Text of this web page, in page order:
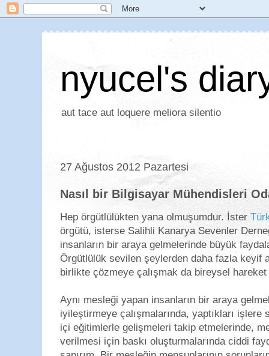
nyucel's
aut tace aut loquere meliora silentio
27 Ağustos 2012 Pazartesi
Nasıl bir Bilgisayar Mühendisleri
Hep örgütlülükten yana olmuşumdur. İster
örgütü, isterse Salihli Kanarya Sevenler
insanların bir araya gelmelerinde büyük
Örgütlülük sevilen şeylerden daha fazla keyif
birlikte çözmeye çalışmak da bireysel
Aynı mesleği yapan insanların bir araya
iyileştirmeye çalışmalarında, yaptıkları
içi eğitimlerle gelişmeleri takip etmelerinde,
verilmesi için baskı oluşturmalarında ciddi